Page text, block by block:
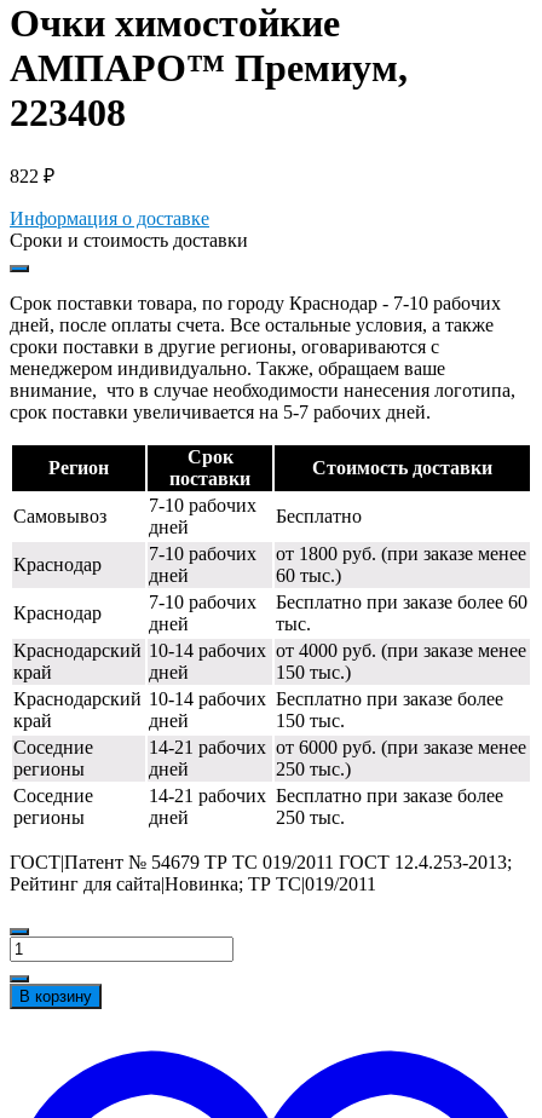
Очки химостойкие
АМПАРО™ Премиум,
223408
822 ₽
Информация о доставке
Сроки и стоимость доставки
Срок поставки товара, по городу Краснодар - 7-10 рабочих
дней, после оплаты счета. Все остальные условия, а также
сроки поставки в другие регионы, оговариваются с
менеджером индивидуально. Также, обращаем ваше
внимание, что в случае необходимости нанесения логотипа,
срок поставки увеличивается на 5-7 рабочих дней.
Регион
Срок
поставки
Стоимость доставки
Самовывоз
7-10 рабочих
дней
Бесплатно
Краснодар
7-10 рабочих
дней
от 1800 руб. (при заказе менее
60 тыс.)
Краснодар
7-10 рабочих
дней
Бесплатно при заказе более 60
тыс.
Краснодарский
край
10-14 рабочих
дней
от 4000 руб. (при заказе менее
150 тыс.)
Краснодарский
край
10-14 рабочих
дней
Бесплатно при заказе более
150 тыс.
Соседние
регионы
14-21 рабочих
дней
от 6000 руб. (при заказе менее
250 тыс.)
Соседние
регионы
14-21 рабочих
дней
Бесплатно при заказе более
250 тыс.
ГОСТ|Патент № 54679 ТР ТС 019/2011 ГОСТ 12.4.253-2013;
Рейтинг для сайта|Новинка; ТР ТС|019/2011
Количество
товара
Очки
химостойкие
В корзину